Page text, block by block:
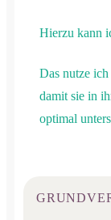
Hierzu kann
Das nutze
damit sie in
optimal